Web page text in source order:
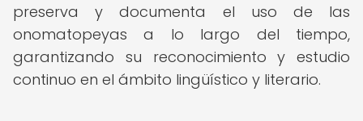
preserva y documenta el uso de las
onomatopeyas a lo largo del tiempo,
garantizando su reconocimiento y estudio
continuo en el ámbito lingüístico y literario.